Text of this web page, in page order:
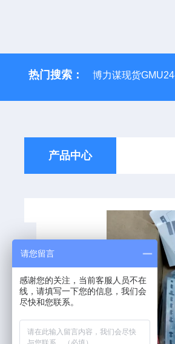
热门搜索： 博力谋现货
产品中心
请您留言
感谢您的关注，当前客服人员不在
线，请填写一下您的信息，我们会
尽快和您联系。